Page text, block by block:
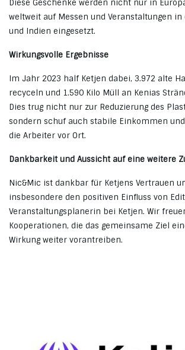
Diese Geschenke werden nicht nur in
weltweit auf Messen und Veranstaltungen in
und Indien eingesetzt.
Wirkungsvolle Ergebnisse
Im Jahr 2023 half Ketjen dabei, 3.972 alte
recyceln und 1.590 Kilo Müll an Kenias
Dies trug nicht nur zur Reduzierung des
sondern schuf auch stabile Einkommen
die Arbeiter vor Ort.
Dankbarkeit und Aussicht auf eine weitere
Nic&Mic ist dankbar für Ketjens Vertrauen
insbesondere den positiven Einfluss von
Veranstaltungsplanerin bei Ketjen. Wir
Kooperationen, die das gemeinsame Ziel
Wirkung weiter vorantreiben.